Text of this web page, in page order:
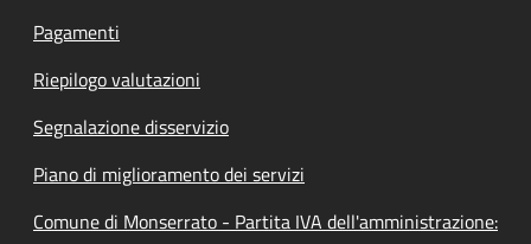
Pagamenti
Riepilogo valutazioni
Segnalazione disservizio
Piano di miglioramento dei servizi
Comune di Monserrato - Partita IVA dell'amministrazione: